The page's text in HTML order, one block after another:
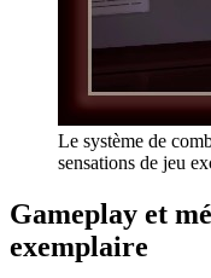
Le système de
sensations de jeu
Gameplay et
exemplaire